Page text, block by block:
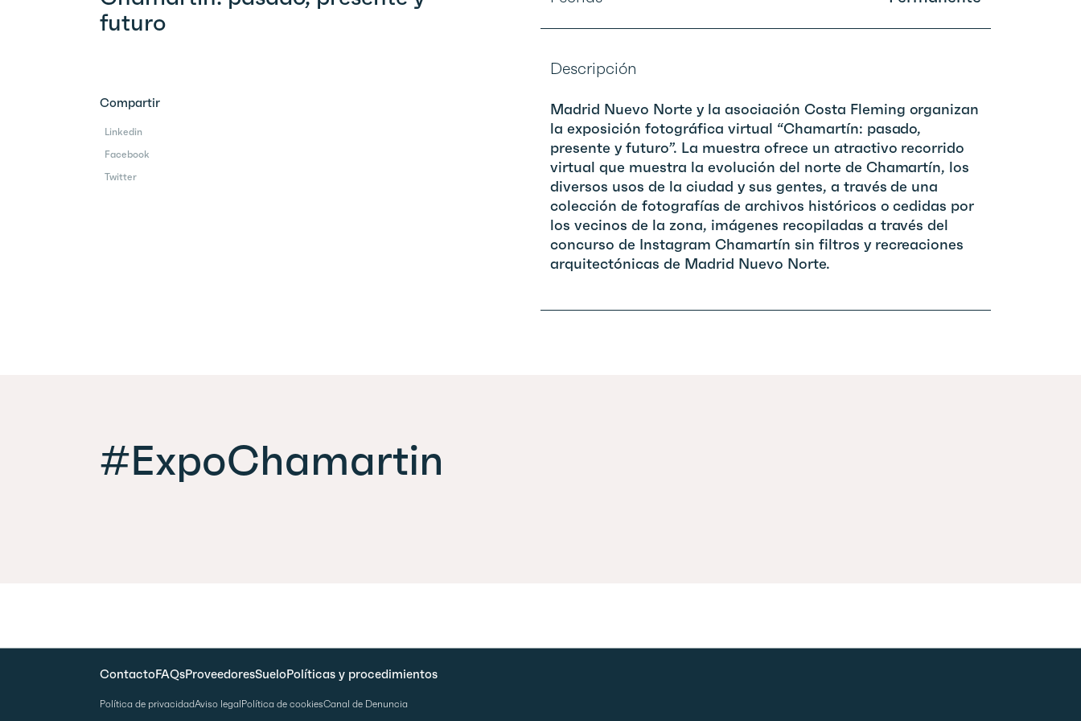
futuro
Compartir
Linkedin
Facebook
Twitter
Descripción
Madrid Nuevo Norte y la asociación Costa Fleming organizan
la exposición fotográfica virtual “Chamartín: pasado,
presente y futuro”. La muestra ofrece un atractivo recorrido
virtual que muestra la evolución del norte de Chamartín, los
diversos usos de la ciudad y sus gentes, a través de una
colección de fotografías de archivos históricos o cedidas por
los vecinos de la zona, imágenes recopiladas a través del
concurso de Instagram Chamartín sin filtros y recreaciones
arquitectónicas de Madrid Nuevo Norte.
#ExpoChamartin
ContactoFAQsProveedoresSueloPolíticas y procedimientos
Política de privacidadAviso legalPolítica de cookiesCanal de Denuncia